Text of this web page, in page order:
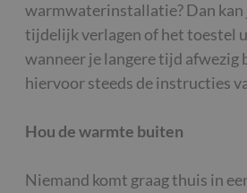
warmwaterinstallatie? Dan
tijdelijk verlagen of het toestel
wanneer je langere tijd afwezig
hiervoor steeds de instructies
Hou de warmte buiten
Niemand komt graag thuis in